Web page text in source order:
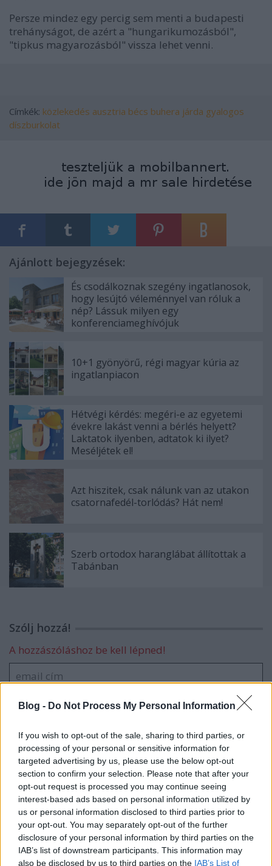
Blog - Do Not Process My Personal Information
If you wish to opt-out of the sale, sharing to third parties, or
processing of your personal or sensitive information for
targeted advertising by us, please use the below opt-out
section to confirm your selection. Please note that after your
opt-out request is processed you may continue seeing
interest-based ads based on personal information utilized by
us or personal information disclosed to third parties prior to
your opt-out. You may separately opt-out of the further
disclosure of your personal information by third parties on the
IAB’s list of downstream participants. This information may
also be disclosed by us to third parties on the IAB’s List of
Persze mindez egy percig sem menti a budapesti
trehányságot, de azért a "hungarikumozásból",
"tipkus magyarozásból" vissza lehet venni.
Címkék: közlekedés ausztria bécs buhera járda gyalogos
díszburkolat
Ajánlott bejegyzések:
És csodálkoznak szegény ingatlanosok,
hogy lesújtó véleménnyel van róluk a
nép? Lássuk milyen egy
konferenciameghívójuk
10+1 gyönyörű, régi magyar kúria az
ingatlanpiacon
Hétvégi kérdés: megéri-e az egyetemi
évekre lakást venni a bérlés helyett?
Laktatok ilyenben, adtatok ki ilyet?
Meséljétek el!
Azt hiszitek, csak nálunk van az utakon
csatornafedél-torlódás? Hát nem!
Szerb ortodox haranglábat állítottak a
Tabánban
Szólj hozzá!
A hozzászóláshoz be kell lépned!
VAGY
gklka